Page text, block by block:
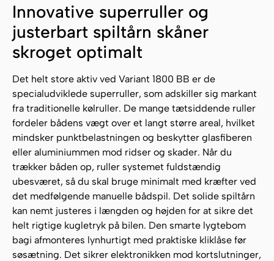
Innovative superruller og
justerbart spiltårn skåner
skroget optimalt
Det helt store aktiv ved Variant 1800 BB er de
specialudviklede superruller, som adskiller sig markant
fra traditionelle kølruller. De mange tætsiddende ruller
fordeler bådens vægt over et langt større areal, hvilket
mindsker punktbelastningen og beskytter glasfiberen
eller aluminiummen mod ridser og skader. Når du
trækker båden op, ruller systemet fuldstændig
ubesværet, så du skal bruge minimalt med kræfter ved
det medfølgende manuelle bådspil. Det solide spiltårn
kan nemt justeres i længden og højden for at sikre det
helt rigtige kugletryk på bilen. Den smarte lygtebom
bagi afmonteres lynhurtigt med praktiske kliklåse før
søsætning. Det sikrer elektronikken mod kortslutninger,